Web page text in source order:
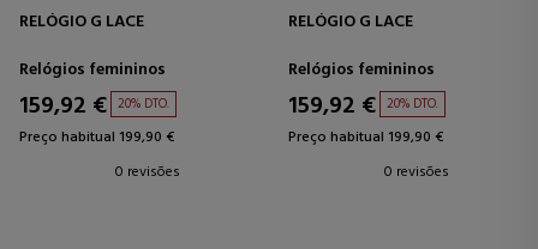
RELÓGIO G LACE
Relógios femininos
159,92 € 20% DTO.
Preço habitual 199,90 €
0 revisões
RELÓGIO G LACE
Relógios femininos
159,92 € 20% DTO.
Preço habitual 199,90 €
0 revisões